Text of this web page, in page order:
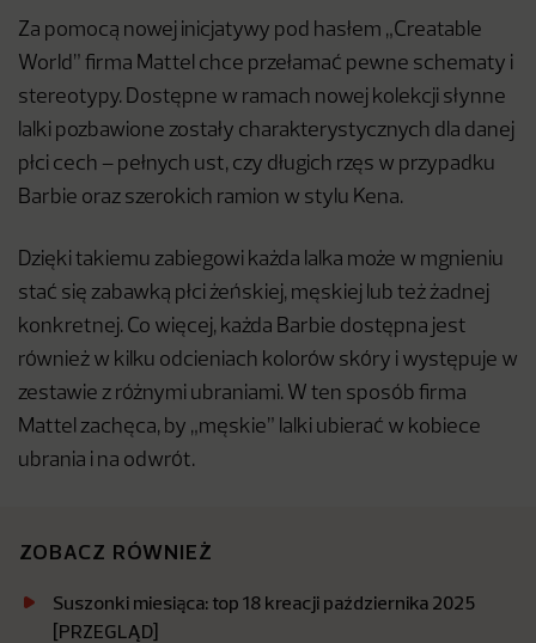
Za pomocą nowej inicjatywy pod hasłem „Creatable
World” firma Mattel chce przełamać pewne schematy i
stereotypy. Dostępne w ramach nowej kolekcji słynne
lalki pozbawione zostały charakterystycznych dla danej
płci cech – pełnych ust, czy długich rzęs w przypadku
Barbie oraz szerokich ramion w stylu Kena.
Dzięki takiemu zabiegowi każda lalka może w mgnieniu
stać się zabawką płci żeńskiej, męskiej lub też żadnej
konkretnej. Co więcej, każda Barbie dostępna jest
również w kilku odcieniach kolorów skóry i występuje w
zestawie z różnymi ubraniami. W ten sposób firma
Mattel zachęca, by „męskie” lalki ubierać w kobiece
ubrania i na odwrót.
ZOBACZ RÓWNIEŻ
Suszonki miesiąca: top 18 kreacji października 2025
[PRZEGLĄD]